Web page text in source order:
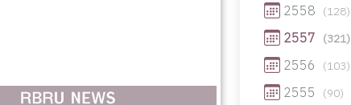
2558 (128)
2557 (321)
2556 (103)
2555 (90)